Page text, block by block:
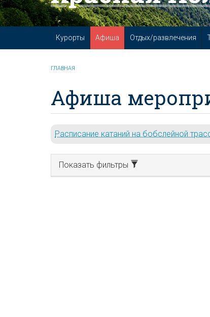
Курорты Афиша Отдых/развлечения
ГЛАВНАЯ
Афиша
Расписание катаний на бобслейной
Показать фильтры